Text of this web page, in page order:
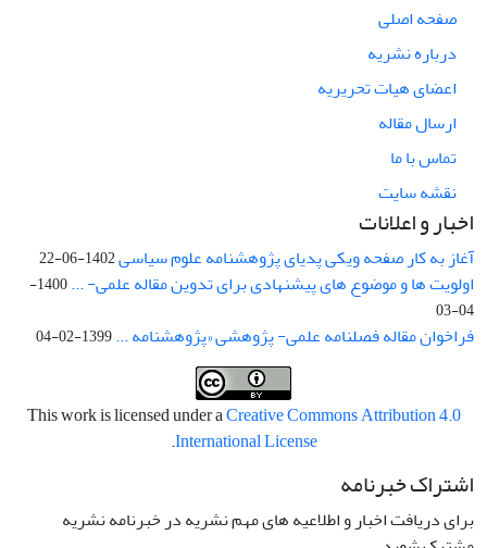
صفحه اصلی
درباره نشریه
اعضای هیات تحریریه
ارسال مقاله
تماس با ما
نقشه سایت
اخبار و اعلانات
آغاز به کار صفحه ویکی پدیای پژوهشنامه علوم سیاسی1402-06-22
اولویت ها و موضوع های پیشنهادی برای تدوین مقاله علمی- ...
1400-
04-03
فراخوان مقاله فصلنامه علمی- پژوهشی «پژوهشنامه ...1399-02-04
This work is licensed under aCreative Commons Attribution 4.0
International License
.
اشتراک خبرنامه
برای دریافت اخبار و اطلاعیه های مهم نشریه در خبرنامه نشریه